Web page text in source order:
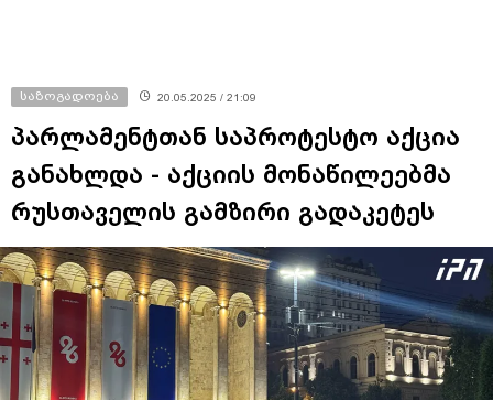
საზოგადოება 20.05.2025 / 21:09
პარლამენტთან საპროტესტო აქცია
განახლდა - აქციის მონაწილეებმა
რუსთაველის გამზირი გადაკეტეს